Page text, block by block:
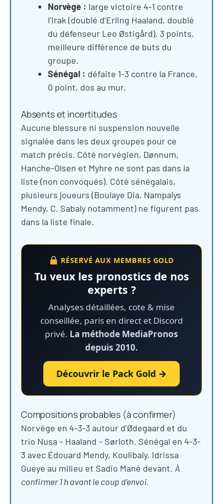
Norvège : large victoire 4-1 contre
l’Irak (doublé d’Erling Haaland, doublé
du défenseur Leo Østigård), 3 points,
meilleure différence de buts du
groupe.
Sénégal : défaite 1-3 contre la France,
0 point, dos au mur.
Absents et incertitudes
Aucune blessure ni suspension nouvelle
signalée dans les deux groupes pour ce
match précis. Côté norvégien, Dønnum,
Hanche-Olsen et Myhre ne sont pas dans la
liste (non convoqués). Côté sénégalais,
plusieurs joueurs (Boulaye Dia, Nampalys
Mendy, C. Sabaly notamment) ne figurent pas
dans la liste finale.
RÉSERVÉ AUX MEMBRES GOLD
Tu veux les pronostics de nos
experts ?
Analyses détaillées, cote & mise
conseillée, paris en direct et Discord
privé. La méthode MediaPronos
depuis 2010.
Découvrir le Pack Gold →
Compositions probables (à confirmer)
Norvège en 4-3-3 autour d’Ødegaard et du
trio Nusa – Haaland – Sørloth. Sénégal en 4-3-
3 avec Édouard Mendy, Koulibaly, Idrissa
Gueye au milieu et Sadio Mané devant. À
confirmer 1 h avant le coup d’envoi.